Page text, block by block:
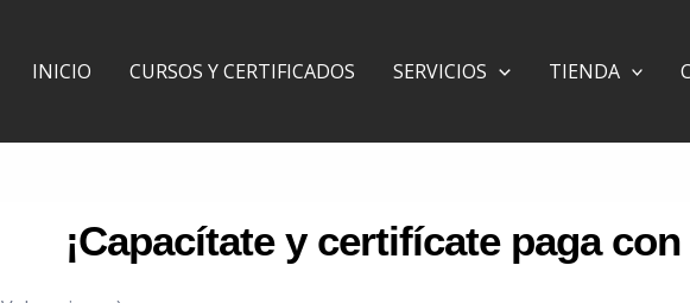
INICIO CURSOS Y CERTIFICADOS SERVICIOS TIENDA